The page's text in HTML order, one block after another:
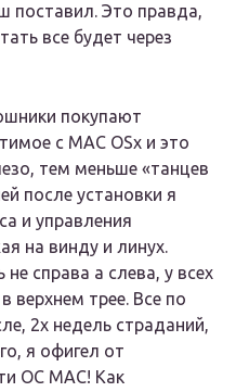
поставил. Это правда,
все будет через
покупают
с MAC OSx и это
тем меньше «танцев
после установки я
и управления
на винду и линух.
справа а слева, у всех
верхнем трее. Все по
2х недель страданий,
я офигел от
ОС MAC! Как